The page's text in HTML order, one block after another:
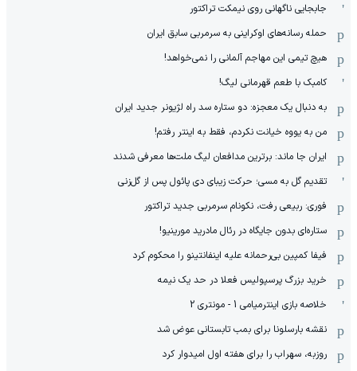
جابجایی ناگهانی روی نیمکت تراکتور
حمله رسانه‌های اوکراینی به سرمربی سابق ایران
هیچ‌ تیمی این مهاجم آلمانی را نمی‌خواهد!
کامبک با طعم قهرمانی لیگ!
به دنبال یک معجزه: دو ستاره سد راه لژیونر جدید ایران
من به یووه خیانت نکردم، فقط به اینتر رفتم!
ایران جا ماند: برترین مدافعان لیگ ملت‌ها معرفی شدند
تقدیم گل به مسی؛ حرکت زیبای دی پائول پس از گل‌زنی
فوری: ربیعی رفت، نکونام سرمربی جدید تراکتور
ستاره‌ای بدون جایگاه در رئال مادرید مورینیو!
فیفا کمپین بی‌رحمانه علیه اینفانتینو را محکوم کرد
خرید بزرگ پرسپولیس فعلا در حد یک نیمه
خلاصه بازی اینترمیامی 1 - مونتری 2
نقشه بارسلونا برای بمب تابستانی عوض شد
روزبه، سهراب را برای هفته اول امیدوار کرد